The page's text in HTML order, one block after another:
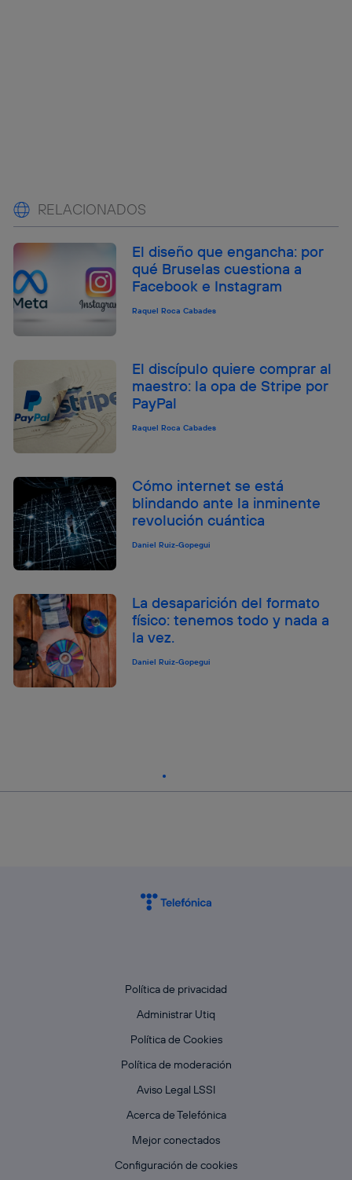
RELACIONADOS
El diseño que engancha: por
qué Bruselas cuestiona a
Facebook e Instagram
Raquel Roca Cabades
El discípulo quiere comprar al
maestro: la opa de Stripe por
PayPal
Raquel Roca Cabades
Cómo internet se está
blindando ante la inminente
revolución cuántica
Daniel Ruiz-Gopegui
La desaparición del formato
físico: tenemos todo y nada a
la vez.
Daniel Ruiz-Gopegui
Política de privacidad
Administrar Utiq
Política de Cookies
Política de moderación
Aviso Legal LSSI
Acerca de Telefónica
Mejor conectados
Configuración de cookies